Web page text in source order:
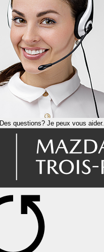
Des questions? Je peux vous aider.